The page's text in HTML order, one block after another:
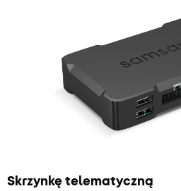
Skrzynkę telematyczną